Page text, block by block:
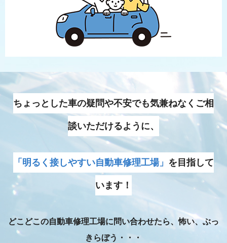
ちょっとした車の疑問や不安でも気兼ねなくご相
談いただけるように、
「明るく接しやすい自動車修理工場」 を目指して
います！
どこどこの自動車修理工場に問い合わせたら、怖い、ぶっ
きらぼう・・・